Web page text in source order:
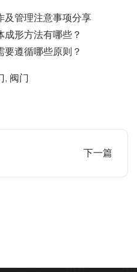
及管理注意事项分享
成形方法有哪些？
要遵循哪些原则？
, 阀门
下一篇